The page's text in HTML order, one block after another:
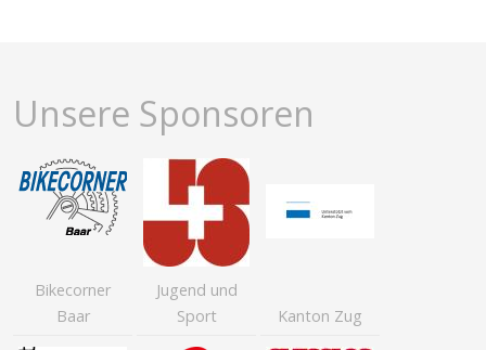
Unsere Sponsoren
Bikecorner
Baar
Jugend und
Sport
Kanton Zug